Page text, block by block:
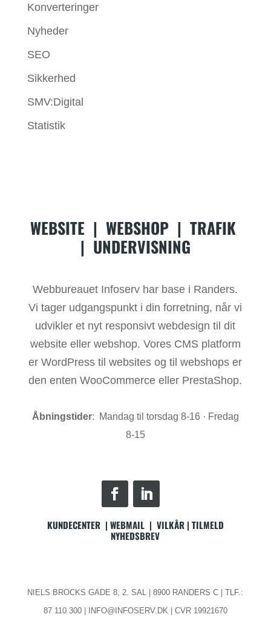
Konverteringer
Nyheder
SEO
Sikkerhed
SMV:Digital
Statistik
WEBSITE |WEBSHOP |TRAFIK
| UNDERVISNING
Webbureauet Infoserv har base i Randers.
Vi tager udgangspunkt i din forretning, når vi
udvikler et nyt responsivt webdesign til dit
website eller webshop. Vores CMS platform
er WordPress til websites og til webshops er
den enten WooCommerce eller PrestaShop.
Åbningstider: Mandag til torsdag 8-16 · Fredag
8-15
KUNDECENTER| WEBMAIL| VILKÅR| TILMELD
NYHEDSBREV
NIELS BROCKS GADE 8, 2. SAL | 8900 RANDERS C | TLF.:
87 110 300 | INFO@INFOSERV.DK | CVR 19921670